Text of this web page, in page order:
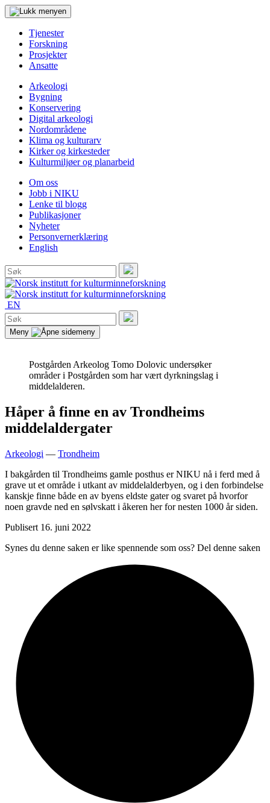
Tjenester
Forskning
Prosjekter
Ansatte
Arkeologi
Bygning
Konservering
Digital arkeologi
Nordområdene
Klima og kulturarv
Kirker og kirkesteder
Kulturmiljøer og planarbeid
Om oss
Jobb i NIKU
Lenke til blogg
Publikasjoner
Nyheter
Personvernerklæring
English
Søk
etter:
Søk
EN
Søk
etter:
Søk
Meny
Postgården Arkeolog Tomo Dolovic undersøker
områder i Postgården som har vært dyrkningslag i
middelalderen.
Håper å finne en av Trondheims
middelaldergater
Arkeologi — Trondheim
I bakgården til Trondheims gamle posthus er NIKU nå i ferd med å
grave ut et område i utkant av middelalderbyen, og i den forbindelse
kanskje finne både en av byens eldste gater og svaret på hvorfor
noen gravde ned en sølvskatt i åkeren her for nesten 1000 år siden.
Publisert 16. juni 2022
Synes du denne saken er like spennende som oss? Del denne saken